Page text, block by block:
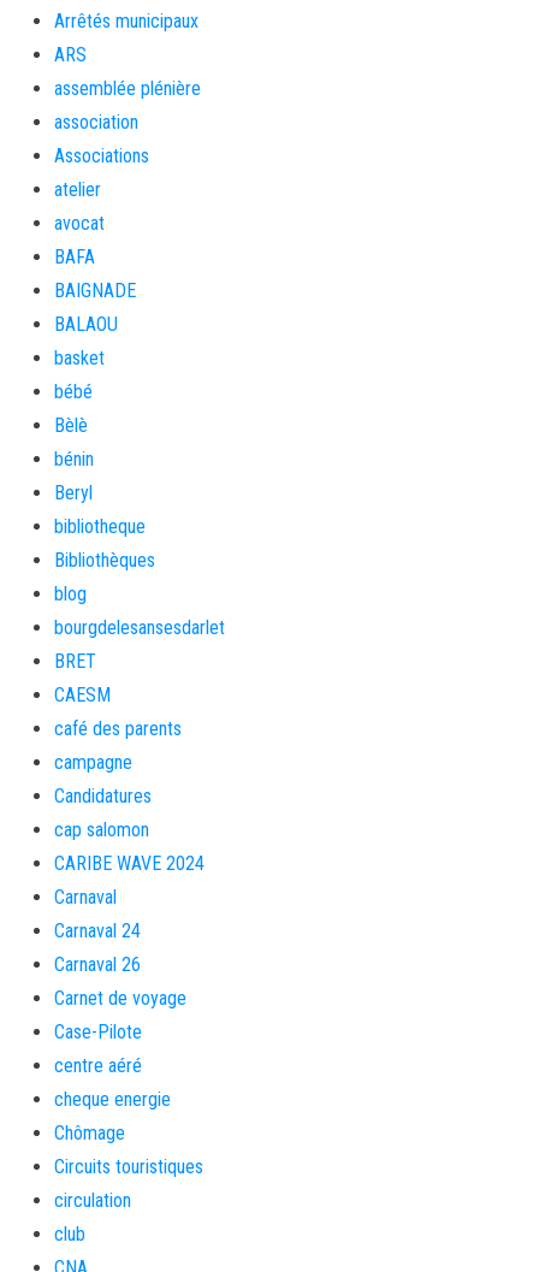
Arrêtés municipaux
ARS
assemblée plénière
association
Associations
atelier
avocat
BAFA
BAIGNADE
BALAOU
basket
bébé
Bèlè
bénin
Beryl
bibliotheque
Bibliothèques
blog
bourgdelesansesdarlet
BRET
CAESM
café des parents
campagne
Candidatures
cap salomon
CARIBE WAVE 2024
Carnaval
Carnaval 24
Carnaval 26
Carnet de voyage
Case-Pilote
centre aéré
cheque energie
Chômage
Circuits touristiques
circulation
club